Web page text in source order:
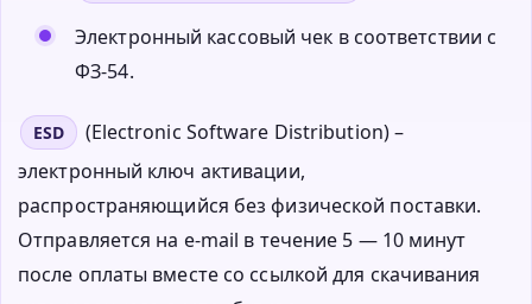
Электронный кассовый чек в соответствии с
ФЗ-54.
ESD
(Electronic Software Distribution) –
электронный ключ активации,
распространяющийся без физической поставки.
Отправляется на e-mail в течение 5 — 10 минут
после оплаты вместе со ссылкой для скачивания